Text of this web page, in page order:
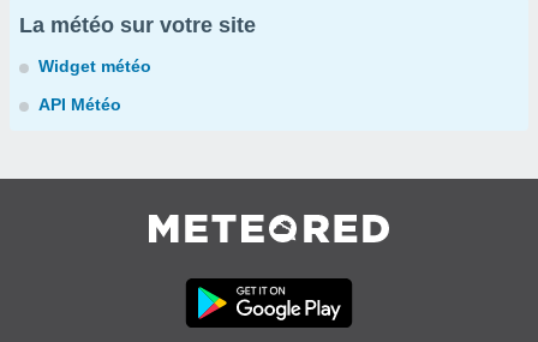
La météo sur votre site
Widget météo
API Météo